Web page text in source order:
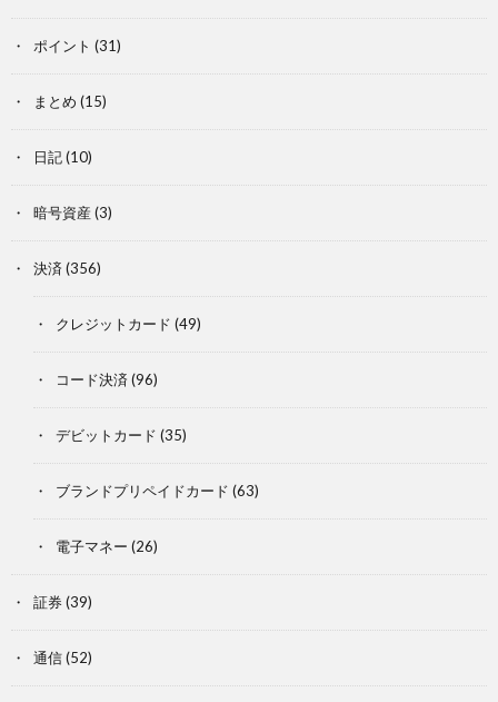
ポイント (31)
まとめ (15)
日記(10)
暗号資産 (3)
決済 (356)
クレジットカード (49)
コード決済 (96)
デビットカード (35)
ブランドプリペイドカード (63)
電子マネー (26)
証券(39)
通信(52)